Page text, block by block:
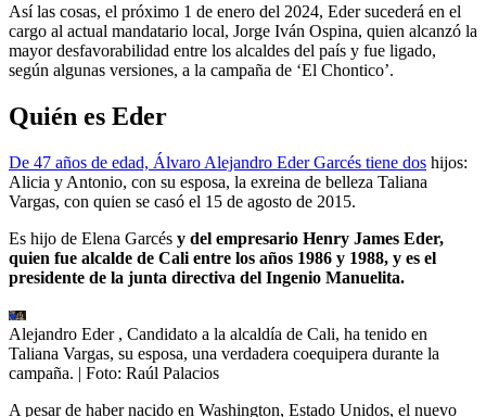
Así las cosas, el próximo 1 de enero del 2024, Eder sucederá en el
cargo al actual mandatario local, Jorge Iván Ospina, quien alcanzó la
mayor desfavorabilidad entre los alcaldes del país y fue ligado,
según algunas versiones, a la campaña de ‘El Chontico’.
Quién es Eder
De 47 años de edad, Álvaro Alejandro Eder Garcés tiene dos hijos:
Alicia y Antonio, con su esposa, la exreina de belleza Taliana
Vargas, con quien se casó el 15 de agosto de 2015.
Es hijo de Elena Garcés y del empresario Henry James Eder,
quien fue alcalde de Cali entre los años 1986 y 1988, y es el
presidente de la junta directiva del Ingenio Manuelita.
Alejandro Eder , Candidato a la alcaldía de Cali, ha tenido en
Taliana Vargas, su esposa, una verdadera coequipera durante la
campaña. | Foto: Raúl Palacios
A pesar de haber nacido en Washington, Estado Unidos, el nuevo